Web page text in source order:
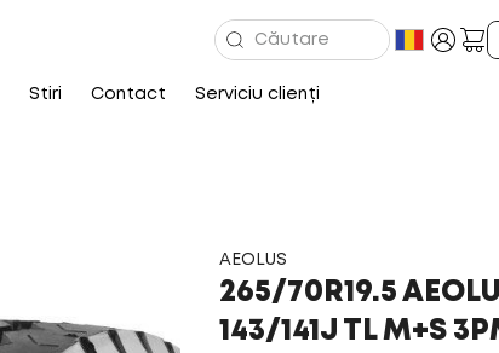
Stiri Contact Serviciu clienți
AEOLUS
265/70R19.5
143/141J TL M+S